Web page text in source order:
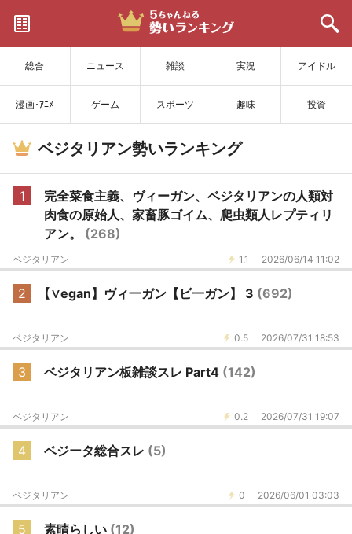
総合 ニュース 雑談 実況 アイドル
漫画･ｱﾆﾒ ゲーム スポーツ 趣味 投資
サイトを更新
ベジタリアン勢いランキング
1
完全菜食主義、ヴィーガン、ベジタリアンの人類対
肉食の原始人、家畜豚ゴイム、爬虫類人レプティリ
アン。 (268)
1.1 2026/06/14 11:02
ベジタリアン
2 【∨egan】ヴィ一ガン【ビ一ガン】 3 (692)
0.5 2026/07/31 18:53
ベジタリアン
3 ベジタリアン板雑談スレ Part4 (142)
0.2 2026/07/31 19:07
ベジタリアン
4 ベジータ総合スレ (5)
0 2026/06/01 03:03
ベジタリアン
5 素晴らしい (12)